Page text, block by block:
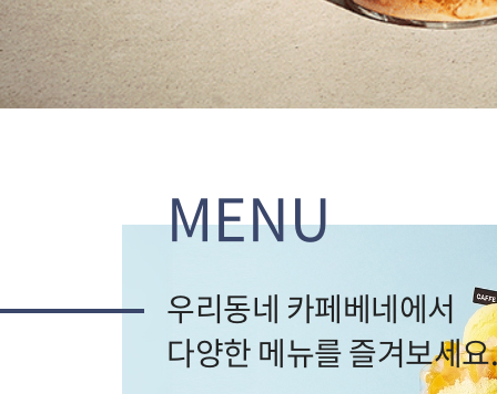
MENU
우리동네 카페베네에서
다양한 메뉴를 즐겨보세